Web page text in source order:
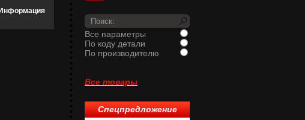
Информация
Все параметры
По коду детали
По производителю
Все товары
Спецпредложение